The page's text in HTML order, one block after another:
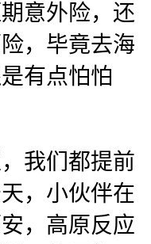
意外险，还
，毕竟去海
有点怕怕
我们都提前
，小伙伴在
，高原反应